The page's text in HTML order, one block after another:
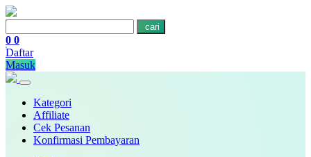
cari
0 0
Daftar
Masuk
Kategori
Affiliate
Cek Pesanan
Konfirmasi Pembayaran